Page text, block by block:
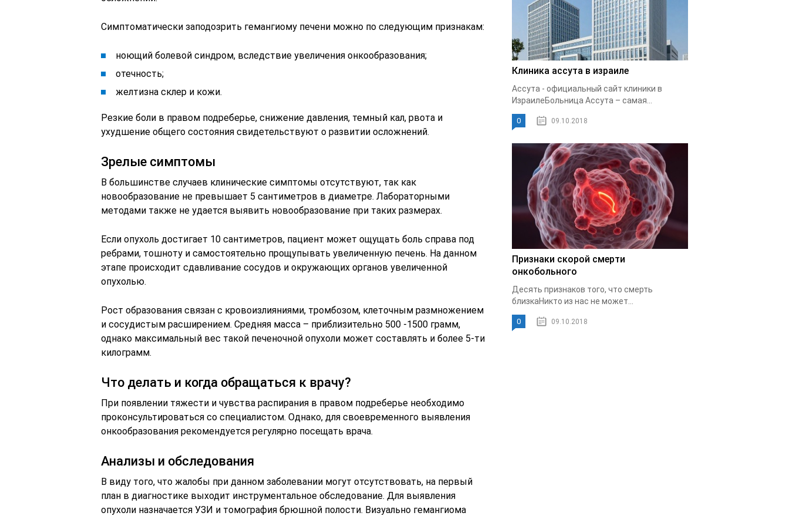
Симптоматически заподозрить гемангиому печени можно по следующим признакам:
ноющий болевой синдром, вследствие увеличения онкообразования;
отечность;
желтизна склер и кожи.
Резкие боли в правом подреберье, снижение давления, темный кал, рвота и
ухудшение общего состояния свидетельствуют о развитии осложнений.
Зрелые симптомы
В большинстве случаев клинические симптомы отсутствуют, так как
новообразование не превышает 5 сантиметров в диаметре. Лабораторными
методами также не удается выявить новообразование при таких размерах.
Если опухоль достигает 10 сантиметров, пациент может ощущать боль справа под
ребрами, тошноту и самостоятельно прощупывать увеличенную печень. На данном
этапе происходит сдавливание сосудов и окружающих органов увеличенной
опухолью.
Рост образования связан с кровоизлияниями, тромбозом, клеточным размножением
и сосудистым расширением. Средняя масса – приблизительно 500 -1500 грамм,
однако максимальный вес такой печеночной опухоли может составлять и более 5-ти
килограмм.
Что делать и когда обращаться к врачу?
При появлении тяжести и чувства распирания в правом подреберье необходимо
проконсультироваться со специалистом. Однако, для своевременного выявления
онкообразования рекомендуется регулярно посещать врача.
Анализы и обследования
В виду того, что жалобы при данном заболевании могут отсутствовать, на первый
план в диагностике выходит инструментальное обследование. Для выявления
опухоли назначается УЗИ и томография брюшной полости. Визуально гемангиома
Клиника ассута в израиле
Ассута - официальный сайт клиники в
ИзраилеБольница Ассута – самая...
0 09.10.2018
Признаки скорой смерти
онкобольного
Десять признаков того, что смерть
близкаНикто из нас не может...
0 09.10.2018